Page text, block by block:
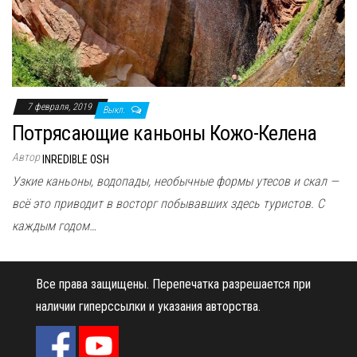
а
в
и
г
ю
7 февраля, 2019 Выкл.
Потрясающие каньоны Кожо-Келена
Автор INREDIBLE OSH
Узкие каньоны, водопады, необычные формы утесов и скал —
всё это приводит в восторг побывавших здесь туристов. С
каждым годом…
Все права защищены. Перепечатка разрешается при
наличии гиперссылки и указания авторства.